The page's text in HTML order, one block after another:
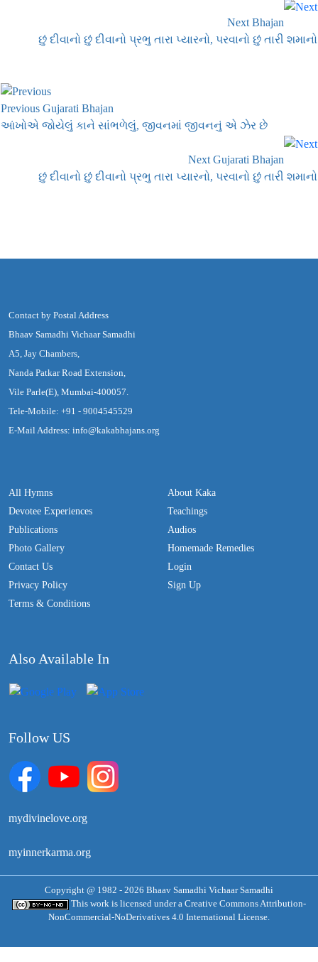
Next Bhajan
છું દીવાનો છું દીવાનો પ્રભુ તારા પ્યારનો, પરવાનો છું તારી શમાનો
Previous Gujarati Bhajan
આંખોએ જોયેલું કાને સાંભળેલું, જીવનમાં જીવનનું એ ઝેર છે
Next Gujarati Bhajan
છું દીવાનો છું દીવાનો પ્રભુ તારા પ્યારનો, પરવાનો છું તારી શમાનો
Contact by Postal Address
Bhaav Samadhi Vichaar Samadhi
A5, Jay Chambers,
Nanda Patkar Road Extension,
Vile Parle(E), Mumbai-400057.
Tele-Mobile: +91 - 9004545529
E-Mail Address: info@kakabhajans.org
All Hymns
Devotee Experiences
Publications
Photo Gallery
Contact Us
Privacy Policy
Terms & Conditions
About Kaka
Teachings
Audios
Homemade Remedies
Login
Sign Up
Also Available In
Follow US
mydivinelove.org
myinnerkarma.org
Copyright @ 1982 - 2026 Bhaav Samadhi Vichaar Samadhi
This work is licensed under a Creative Commons Attribution-
NonCommercial-NoDerivatives 4.0 International License.